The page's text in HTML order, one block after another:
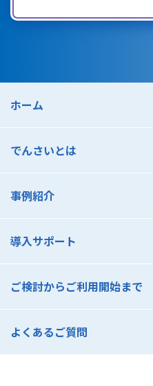
ホーム
でんさいとは
でんさいとは
でんさいのメリット 支払利用編
でんさいコスト診断
事例紹介
導入サポート
導入サポート
でんさいセミナー一覧
ご検討からご利用開始まで
ご検討からご利用開始まで
支払利用の流れ
よくあるご質問